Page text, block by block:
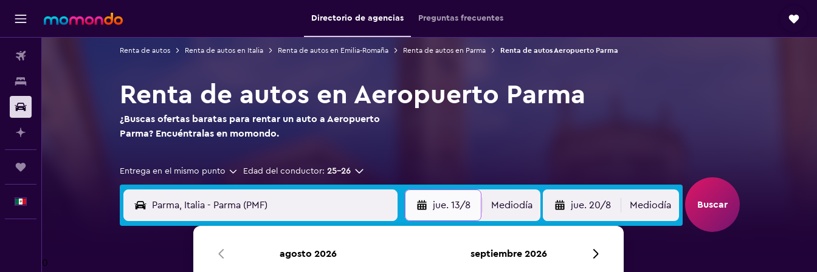
Directorio de agencias Preguntas frecuentes
Renta de autos Renta de autos en Italia Renta de autos en Emilia-Romaña Renta de autos en Parma Renta de autos Aeropuerto Parma
Renta de autos en Aeropuerto Parma
¿Buscas ofertas baratas para rentar un auto a Aeropuerto
Parma? Encuéntralas en momondo.
Entrega en el mismo punto Edad del conductor: 25-26
jue. 13/8 Mediodía jue. 20/8 Mediodía Buscar
0
agosto 2026 septiembre 2026